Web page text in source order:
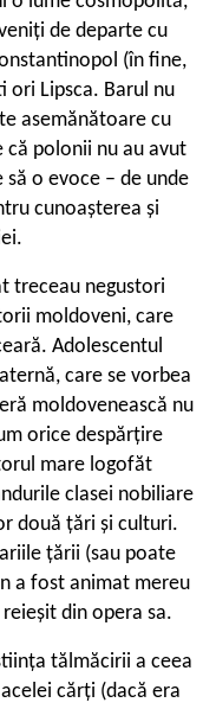
de departe cu
(în fine,
ori Lipsca. Barul nu
asemănătoare cu
că polonii nu au avut
o evoce – de unde
cunoașterea și
treceau negustori
moldoveni, care
Adolescentul
care se vorbea
moldovenească nu
orice despărțire
mare logofăt
clasei nobiliare
două țări și culturi.
țării (sau poate
a fost animat mereu
din opera sa.
tălmăcirii a ceea
cărți (dacă era